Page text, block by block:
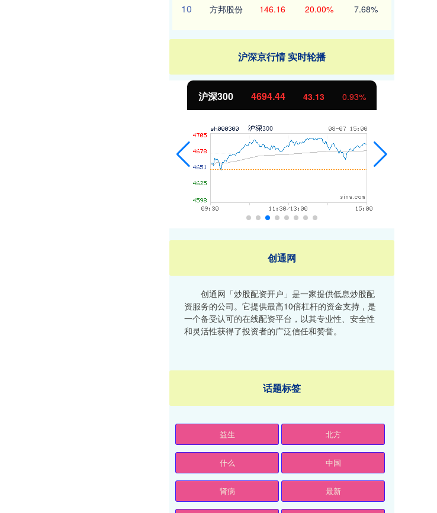
10 方邦股份 146.16 20.00% 7.68%
沪深京行情 实时轮播
北证50 1134.24 11.37 1.01%
创通网
创通网「炒股配资开户」是一家提供低息炒股配
资服务的公司。它提供最高10倍杠杆的资金支持，是
一个备受认可的在线配资平台，以其专业性、安全性
和灵活性获得了投资者的广泛信任和赞誉。
话题标签
益生 北方
什么 中国
肾病 最新